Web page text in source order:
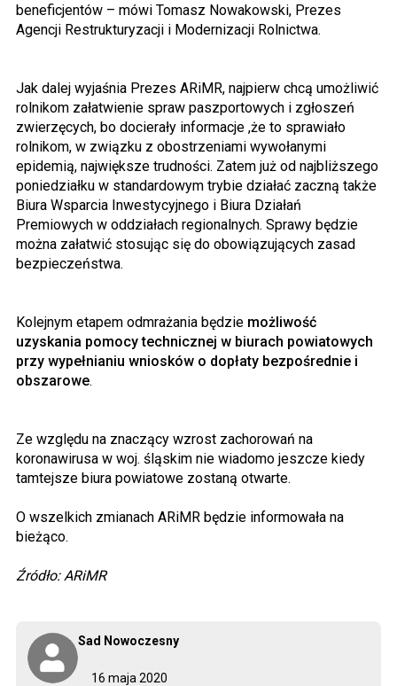
16 maja 2020
Sad Nowoczesny
beneficjentów – mówi Tomasz Nowakowski, Prezes
Agencji Restrukturyzacji i Modernizacji Rolnictwa.
Jak dalej wyjaśnia Prezes ARiMR, najpierw chcą umożliwić
rolnikom załatwienie spraw paszportowych i zgłoszeń
zwierzęcych, bo docierały informacje ,że to sprawiało
rolnikom, w związku z obostrzeniami wywołanymi
epidemią, największe trudności. Zatem już od najbliższego
poniedziałku w standardowym trybie działać zaczną także
Biura Wsparcia Inwestycyjnego i Biura Działań
Premiowych w oddziałach regionalnych. Sprawy będzie
można załatwić stosując się do obowiązujących zasad
bezpieczeństwa.
Kolejnym etapem odmrażania będzie możliwość
uzyskania pomocy technicznej w biurach powiatowych
przy wypełnianiu wniosków o dopłaty bezpośrednie i
obszarowe.
Ze względu na znaczący wzrost zachorowań na
koronawirusa w woj. śląskim nie wiadomo jeszcze kiedy
tamtejsze biura powiatowe zostaną otwarte.
O wszelkich zmianach ARiMR będzie informowała na
bieżąco.
Źródło: ARiMR